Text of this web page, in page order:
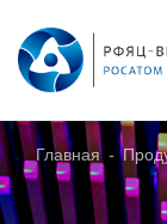
О
Главная -